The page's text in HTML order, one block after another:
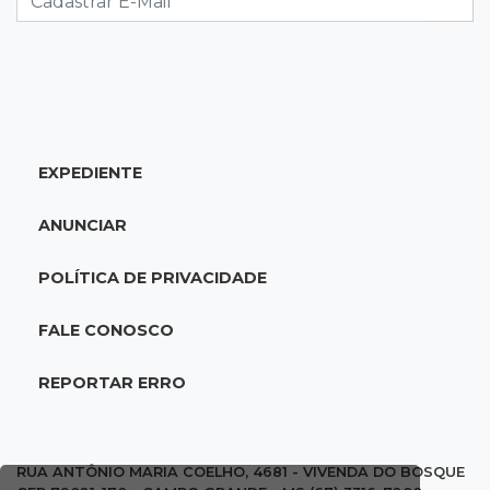
20:15Pedro Juan Caballero
ligada a laboratório ilegal
Suspeitos de ocupar avião interceptado pela
cotado a R$ 5,08
EXPEDIENTE
ANUNCIAR
POLÍTICA DE PRIVACIDADE
FALE CONOSCO
REPORTAR ERRO
RUA ANTÔNIO MARIA COELHO, 4681 - VIVENDA DO BOSQUE